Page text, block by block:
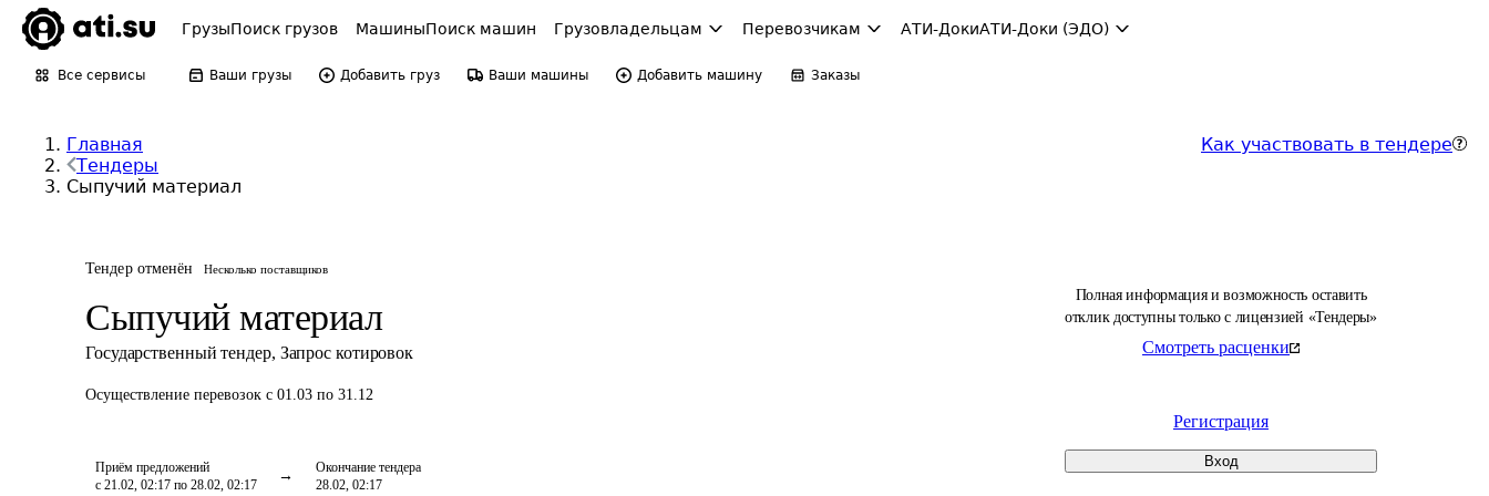
ГрузыПоиск грузов МашиныПоиск машин Грузовладельцам Перевозчикам АТИ-ДокиАТИ-Доки (ЭДО)
Все сервисы Ваши грузы Добавить груз Ваши машины Добавить машину Заказы
Главная
Тендеры
Сыпучий материал
Как участвовать в тендере
Тендер отменён Несколько поставщиков
Сыпучий материал
Государственный тендер, Запрос котировок
Осуществление перевозок с 01.03 по 31.12
Приём предложений
с 21.02, 02:17 по 28.02, 02:17
Окончание тендера
28.02, 02:17
Полная информация и возможность оставить
отклик доступны только с лицензией «Тендеры»
Смотреть расценки
Регистрация
Вход